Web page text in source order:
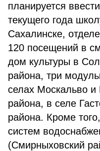
планируется
текущего года
Сахалинске,
120 посещений в
дом культуры в
района, три
селах Москальво и
района, в селе
района. Кроме
систем
(Смирныховский